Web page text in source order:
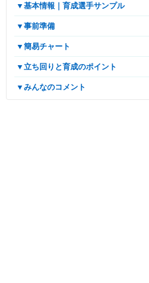
▼基本情報｜育成選手サンプル
▼事前準備
▼簡易チャート
▼立ち回りと育成のポイント
▼みんなのコメント